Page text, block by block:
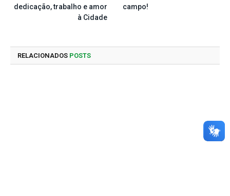
dedicação, trabalho e amor
à Cidade
campo!
RELACIONADOS POSTS